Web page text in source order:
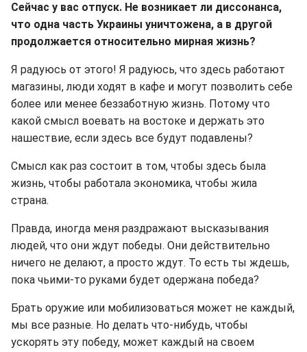
Сейчас у вас отпуск. Не возникает ли диссонанса,
что одна часть Украины уничтожена, а в другой
продолжается относительно мирная жизнь?
Я радуюсь от этого! Я радуюсь, что здесь работают
магазины, люди ходят в кафе и могут позволить себе
более или менее беззаботную жизнь. Потому что
какой смысл воевать на востоке и держать это
нашествие, если здесь все будут подавлены?
Смысл как раз состоит в том, чтобы здесь была
жизнь, чтобы работала экономика, чтобы жила
страна.
Правда, иногда меня раздражают высказывания
людей, что они ждут победы. Они действительно
ничего не делают, а просто ждут. То есть ты ждешь,
пока чьими-то руками будет одержана победа?
Брать оружие или мобилизоваться может не каждый,
мы все разные. Но делать что-нибудь, чтобы
ускорять эту победу, может каждый на своем